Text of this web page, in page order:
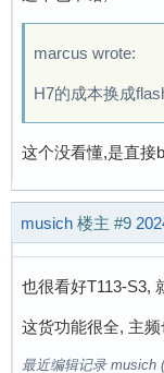
marcus wrote:
H7的成本换成
这个没看懂,是直接
musich 楼主 #9
也很看好T113-S3,
这货功能很全, 主频
最近编辑记录 musich